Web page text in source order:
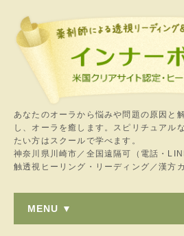
あなたのオーラから悩みや問題の原因と
し、オーラを癒します。スピリチュアル
たい方はスクールで学べます。
神奈川県川崎市／全国遠隔可（電話・
触透視ヒーリング・リーディング／漢方
MENU ▼